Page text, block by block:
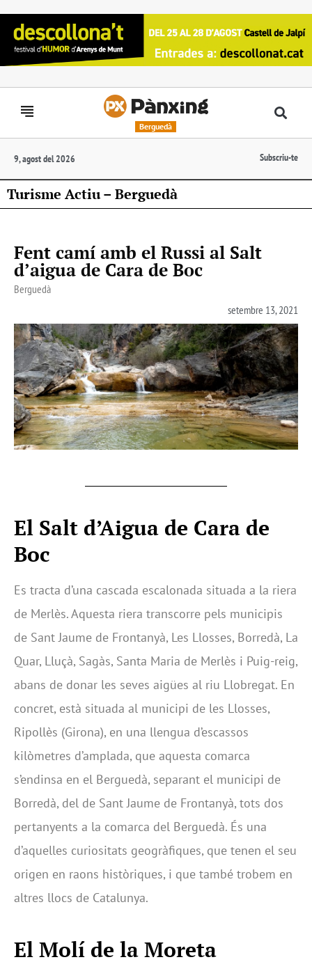
Berguedà
9, agost del 2026 Subscriu-te
Turisme Actiu – Berguedà
Fent camí amb el Russi al Salt
d’aigua de Cara de Boc
Berguedà
setembre 13, 2021
El Salt d’Aigua de Cara de
Boc
Es tracta d’una cascada escalonada situada a la riera
de Merlès. Aquesta riera transcorre pels municipis
de Sant Jaume de Frontanyà, Les Llosses, Borredà, La
Quar, Lluçà, Sagàs, Santa Maria de Merlès i Puig-reig,
abans de donar les seves aigües al riu Llobregat. En
concret, està situada al municipi de les Llosses,
Ripollès (Girona), en una llengua d’escassos
kilòmetres d’amplada, que aquesta comarca
s’endinsa en el Berguedà, separant el municipi de
Borredà, del de Sant Jaume de Frontanyà, tots dos
pertanyents a la comarca del Berguedà. És una
d’aquelles curiositats geogràfiques, que tenen el seu
origen en raons històriques, i que també trobem en
altres llocs de Catalunya.
El Molí de la Moreta